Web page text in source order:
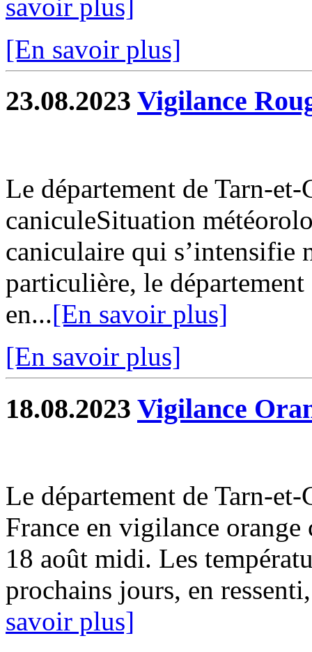
savoir plus]
[En savoir plus]
23.08.2023 Vigilance
Le département de Tarn-
caniculeSituation
caniculaire qui s’intensifie
particulière, le
en...[En savoir plus]
[En savoir plus]
18.08.2023 Vigilance
Le département de Tarn-
France en vigilance
18 août midi. Les
prochains jours, en
savoir plus]